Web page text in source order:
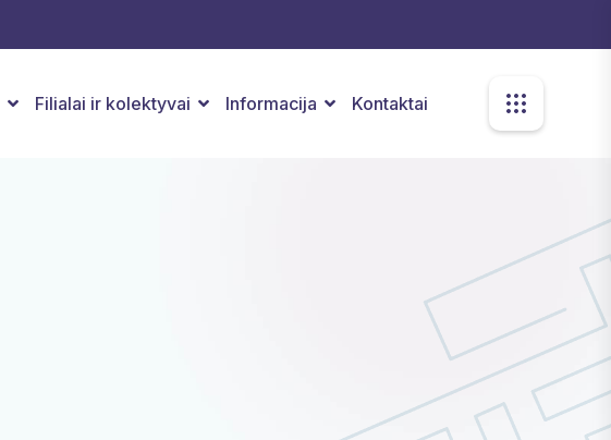
Filialai ir kolektyvai Informacija Kontaktai